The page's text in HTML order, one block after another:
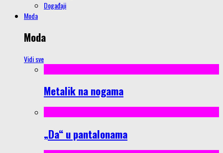
Događaji
Moda
Moda
Vidi sve
Metalik na nogama
„Da“ u pantalonama